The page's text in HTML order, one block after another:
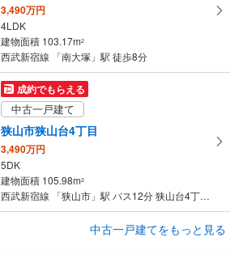
3,490万円
4LDK
建物面積 103.17m2
西武新宿線 「南大塚」駅 徒歩8分
成約でもらえる
中古一戸建て
狭山市狭山台4丁目
3,490万円
5DK
建物面積 105.98m2
西武新宿線 「狭山市」駅 バス12分 狭山台4丁目 バス停下車 徒歩2分
中古一戸建てをもっと見る